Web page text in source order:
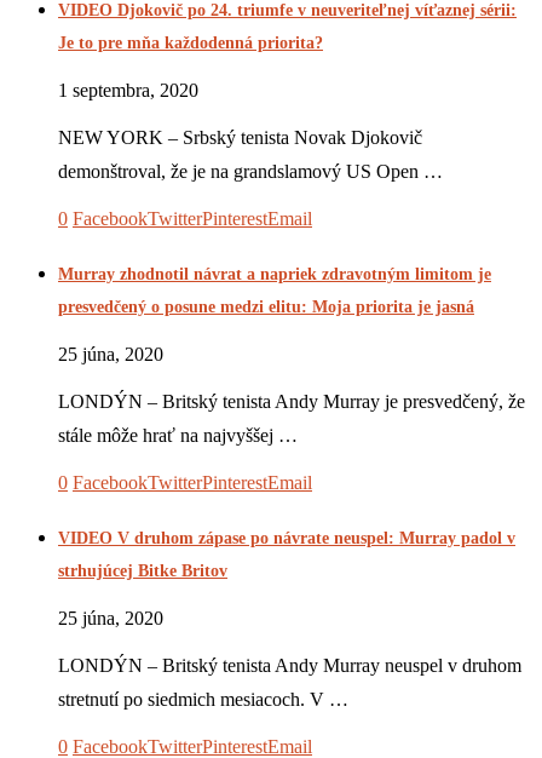
VIDEO Djokovič po 24. triumfe v neuveriteľnej víťaznej sérii:
Je to pre mňa každodenná priorita?
1 septembra, 2020
NEW YORK – Srbský tenista Novak Djokovič
demonštroval, že je na grandslamový US Open …
0 FacebookTwitterPinterestEmail
Murray zhodnotil návrat a napriek zdravotným limitom je
presvedčený o posune medzi elitu: Moja priorita je jasná
25 júna, 2020
LONDÝN – Britský tenista Andy Murray je presvedčený, že
stále môže hrať na najvyššej …
0 FacebookTwitterPinterestEmail
VIDEO V druhom zápase po návrate neuspel: Murray padol v
strhujúcej Bitke Britov
25 júna, 2020
LONDÝN – Britský tenista Andy Murray neuspel v druhom
stretnutí po siedmich mesiacoch. V …
0 FacebookTwitterPinterestEmail